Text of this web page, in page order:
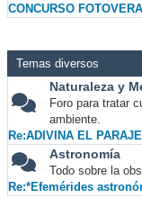
CONCURSO
Temas diversos
Naturaleza y
Foro para tratar
ambiente.
Re:ADIVINA EL
Astronomía
Todo sobre la
Re:*Efemérides